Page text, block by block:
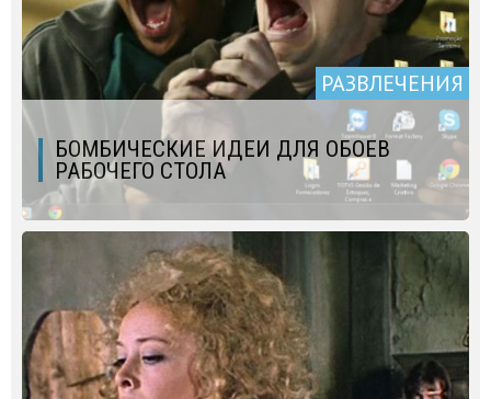
РАЗВЛЕЧЕНИЯ
БОМБИЧЕСКИЕ ИДЕИ ДЛЯ ОБОЕВ
РАБОЧЕГО СТОЛА